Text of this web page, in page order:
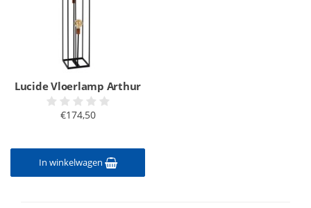
Lucide Vloerlamp Arthur
€174,50
In winkelwagen